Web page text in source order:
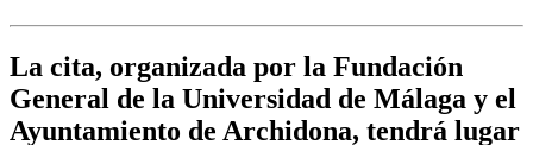
La cita, organizada por la Fundación
General de la Universidad de Málaga y el
Ayuntamiento de Archidona, tendrá lugar